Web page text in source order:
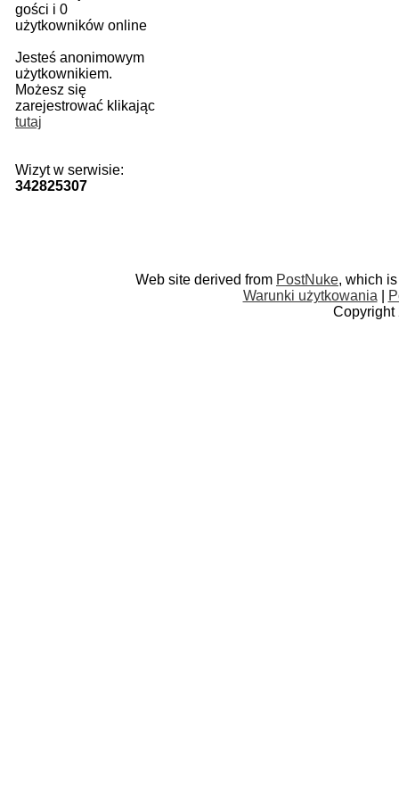
gości i 0
użytkowników online
Jesteś anonimowym
użytkownikiem.
Możesz się
zarejestrować klikając
tutaj
Wizyt w serwisie:
342825307
Web site derived from PostNuke, which
Warunki użytkowania
Copyright